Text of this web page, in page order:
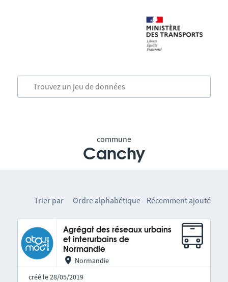
commune
Canchy
Trier par Ordre alphabétique Récemment ajouté
Agrégat des réseaux urbains
et interurbains de
Normandie
Normandie
créé le 28/05/2019